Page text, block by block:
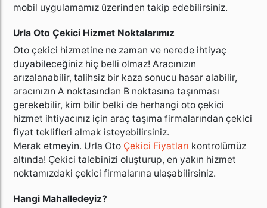
mobil uygulamamız üzerinden takip edebilirsiniz.
Urla Oto Çekici Hizmet Noktalarımız
Oto çekici hizmetine ne zaman ve nerede ihtiyaç
duyabileceğiniz hiç belli olmaz! Aracınızın
arızalanabilir, talihsiz bir kaza sonucu hasar alabilir,
aracınızın A noktasından B noktasına taşınması
gerekebilir, kim bilir belki de herhangi oto çekici
hizmet ihtiyacınız için araç taşıma firmalarından çekici
fiyat teklifleri almak isteyebilirsiniz.
Merak etmeyin. Urla Oto Çekici Fiyatları kontrolümüz
altında! Çekici talebinizi oluşturup, en yakın hizmet
noktamızdaki çekici firmalarına ulaşabilirsiniz.
Hangi Mahalledeyiz?